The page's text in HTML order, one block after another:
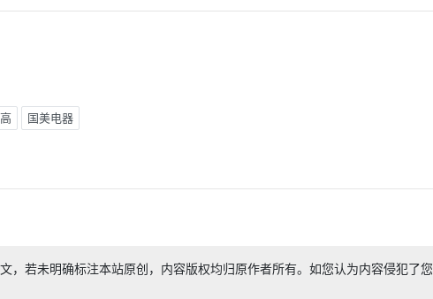
国美电器
，若未明确标注本站原创，内容版权均归原作者所有。如您认为内容侵犯了您